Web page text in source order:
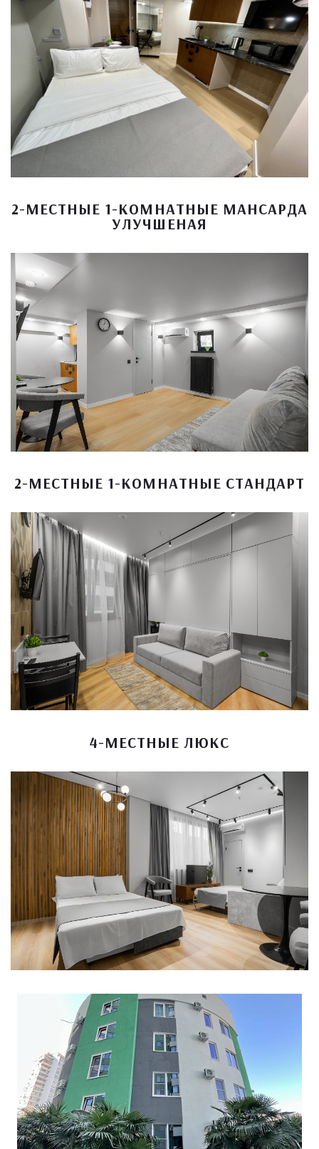
2-МЕСТНЫЕ 1-КОМНАТНЫЕ МАНСАРДА
УЛУЧШЕНАЯ
2-МЕСТНЫЕ 1-КОМНАТНЫЕ СТАНДАРТ
4-МЕСТНЫЕ ЛЮКС